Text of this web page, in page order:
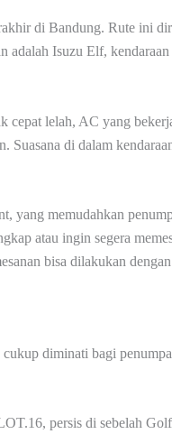
di Bandung. Rute ini
adalah Isuzu Elf,
lelah, AC yang
Suasana di dalam
yang memudahkan
atau ingin segera
bisa dilakukan
diminati bagi
persis di sebelah